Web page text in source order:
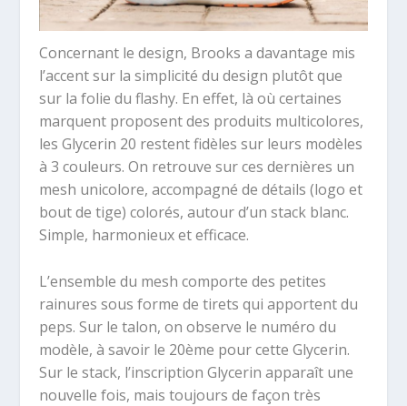
Concernant le design, Brooks a davantage mis
l’accent sur la simplicité du design plutôt que
sur la folie du flashy. En effet, là où certaines
marquent proposent des produits multicolores,
les Glycerin 20 restent fidèles sur leurs modèles
à 3 couleurs. On retrouve sur ces dernières un
mesh unicolore, accompagné de détails (logo et
bout de tige) colorés, autour d’un stack blanc.
Simple, harmonieux et efficace.
L’ensemble du mesh comporte des petites
rainures sous forme de tirets qui apportent du
peps. Sur le talon, on observe le numéro du
modèle, à savoir le 20ème pour cette Glycerin.
Sur le stack, l’inscription Glycerin apparaît une
nouvelle fois, mais toujours de façon très